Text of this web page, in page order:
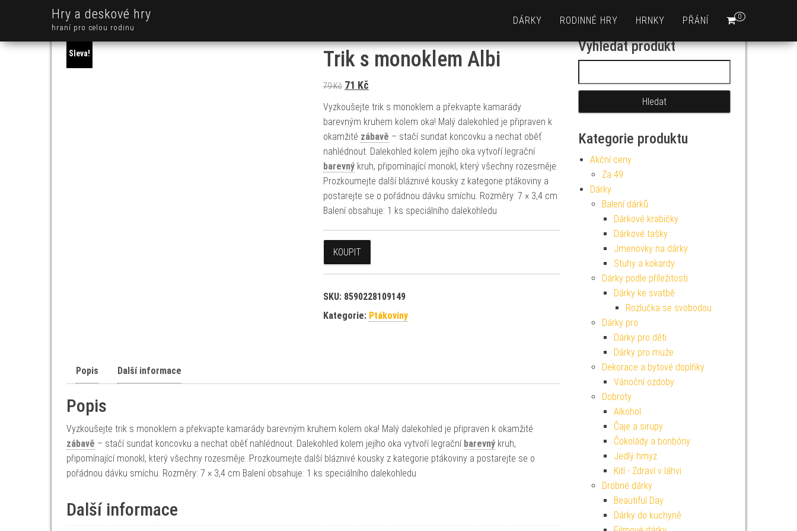
Hry a deskové hry
hraní pro celou rodinu
0
DÁRKY RODINNÉ HRY HRNKY PŘÁNÍ
Sleva! Trik s monoklem Albi
79Kč Původní cena byla: 79 Kč.
71 KčAktuální cena je: 71 Kč.
Vyzkoušejte trik s monoklem a překvapte kamarády
barevným kruhem kolem oka! Malý dalekohled je připraven k
okamžité zábavě – stačí sundat koncovku a nechat oběť
nahlédnout. Dalekohled kolem jejího oka vytvoří legrační
barevnýkruh, připomínající monokl, který všechny rozesměje.
Prozkoumejte další bláznivé kousky z kategorie ptákoviny a
postarejte se o pořádnou dávku smíchu. Rozměry: 7 × 3,4 cm
Balení obsahuje: 1 ks speciálního dalekohledu
KOUPIT
SKU: 8590228109149
Kategorie: Ptákoviny
Popis Další informace
Popis
Vyzkoušejte trik s monoklem a překvapte kamarády barevným kruhem kolem oka! Malý dalekohled je připraven k okamžité
zábavě – stačí sundat koncovku a nechat oběť nahlédnout. Dalekohled kolem jejího oka vytvoří legrační barevný kruh,
připomínající monokl, který všechny rozesměje. Prozkoumejte další bláznivé kousky z kategorie ptákoviny a postarejte se o
pořádnou dávku smíchu. Rozměry: 7 × 3,4 cm Balení obsahuje: 1 ks speciálního dalekohledu
Další informace
Vyhledat produkt
Kategorie produktu
Akční ceny
Za 49
Dárky
Balení dárků
Dárkové krabičky
Dárkové tašky
Jmenovky na dárky
Stuhy a kokardy
Dárky podle příležitosti
Dárky ke svatbě
Rozlučka se svobodou
Dárky pro
Dárky pro děti
Dárky pro muže
Dekorace a bytové doplňky
Vánoční ozdoby
Dobroty
Alkohol
Čaje a sirupy
Čokolády a bonbóny
Jedlý hmyz
Kitl - Zdraví v láhvi
Drobné dárky
Beautiful Day
Dárky do kuchyně